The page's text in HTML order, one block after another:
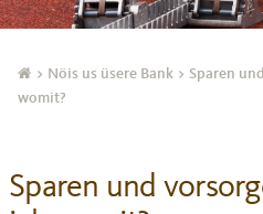
> Nöis us üsere Bank > Sparen
womit?
Sparen und